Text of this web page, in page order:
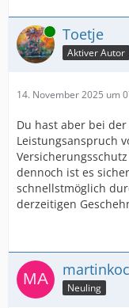
Online Toetje
Aktiver Autor
14. November 2025 um
Du hast aber bei
Leistungsanspruch
dennoch ist es
schnellstmöglich
derzeitigen
Neuling